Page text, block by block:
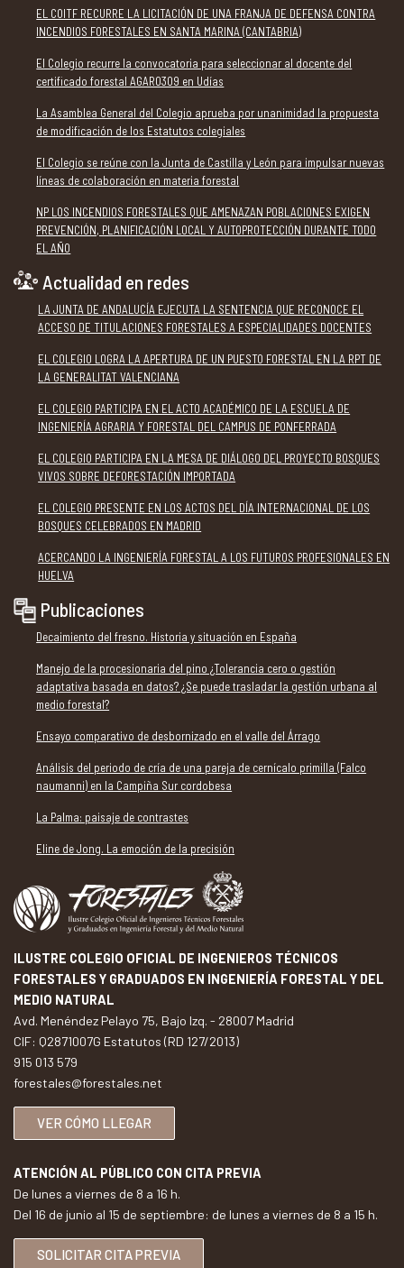
EL COITF RECURRE LA LICITACIÓN DE UNA FRANJA DE DEFENSA CONTRA
INCENDIOS FORESTALES EN SANTA MARINA (CANTABRIA)
El Colegio recurre la convocatoria para seleccionar al docente del
certificado forestal AGAR0309 en Udías
La Asamblea General del Colegio aprueba por unanimidad la propuesta
de modificación de los Estatutos colegiales
El Colegio se reúne con la Junta de Castilla y León para impulsar nuevas
líneas de colaboración en materia forestal
NP LOS INCENDIOS FORESTALES QUE AMENAZAN POBLACIONES EXIGEN
PREVENCIÓN, PLANIFICACIÓN LOCAL Y AUTOPROTECCIÓN DURANTE TODO
EL AÑO
Actualidad en redes
LA JUNTA DE ANDALUCÍA EJECUTA LA SENTENCIA QUE RECONOCE EL
ACCESO DE TITULACIONES FORESTALES A ESPECIALIDADES DOCENTES
EL COLEGIO LOGRA LA APERTURA DE UN PUESTO FORESTAL EN LA RPT DE
LA GENERALITAT VALENCIANA
EL COLEGIO PARTICIPA EN EL ACTO ACADÉMICO DE LA ESCUELA DE
INGENIERÍA AGRARIA Y FORESTAL DEL CAMPUS DE PONFERRADA
EL COLEGIO PARTICIPA EN LA MESA DE DIÁLOGO DEL PROYECTO BOSQUES
VIVOS SOBRE DEFORESTACIÓN IMPORTADA
EL COLEGIO PRESENTE EN LOS ACTOS DEL DÍA INTERNACIONAL DE LOS
BOSQUES CELEBRADOS EN MADRID
ACERCANDO LA INGENIERÍA FORESTAL A LOS FUTUROS PROFESIONALES EN
HUELVA
Publicaciones
Decaimiento del fresno. Historia y situación en España
Manejo de la procesionaria del pino ¿Tolerancia cero o gestión
adaptativa basada en datos? ¿Se puede trasladar la gestión urbana al
medio forestal?
Ensayo comparativo de desbornizado en el valle del Árrago
Análisis del periodo de cría de una pareja de cernícalo primilla (Falco
naumanni) en la Campiña Sur cordobesa
La Palma: paisaje de contrastes
Eline de Jong. La emoción de la precisión
ILUSTRE COLEGIO OFICIAL DE INGENIEROS TÉCNICOS
FORESTALES Y GRADUADOS EN INGENIERÍA FORESTAL Y DEL
MEDIO NATURAL
Avd. Menéndez Pelayo 75, Bajo Izq. - 28007 Madrid
CIF: Q2871007G Estatutos (RD 127/2013)
915 013 579
forestales@forestales.net
VER CÓMO LLEGAR
ATENCIÓN AL PÚBLICO CON CITA PREVIA
De lunes a viernes de 8 a 16 h.
Del 16 de junio al 15 de septiembre: de lunes a viernes de 8 a 15 h.
SOLICITAR CITA PREVIA